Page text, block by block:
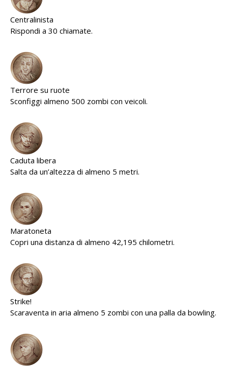
Centralinista
Rispondi a 30 chiamate.
Terrore su ruote
Sconfiggi almeno 500 zombi con veicoli.
Caduta libera
Salta da un’altezza di almeno 5 metri.
Maratoneta
Copri una distanza di almeno 42,195 chilometri.
Strike!
Scaraventa in aria almeno 5 zombi con una palla da bowling.